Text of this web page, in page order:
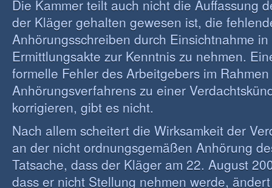
Die Kammer teilt auch nicht die Auffassung
der Kläger gehalten gewesen ist, die
Anhörungsschreiben durch Einsichtnahme
Ermittlungsakte zur Kenntnis zu nehmen.
formelle Fehler des Arbeitgebers im
Anhörungsverfahrens zu einer
korrigieren, gibt es nicht.
Nach allem scheitert die Wirksamkeit der
an der nicht ordnungsgemäßen Anhörung
Tatsache, dass der Kläger am 22. August
dass er nicht Stellung nehmen werde,